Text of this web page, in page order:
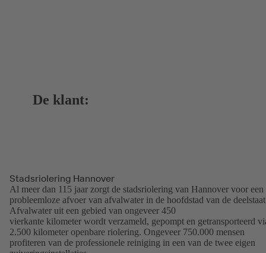
De klant:
Stadsriolering Hannover
Al meer dan 115 jaar zorgt de stadsriolering van Hannover voor een
probleemloze afvoer van afvalwater in de hoofdstad van de
Afvalwater uit een gebied van ongeveer 450
vierkante kilometer wordt verzameld, gepompt en getransporteerd
2.500 kilometer openbare riolering. Ongeveer 750.000 mensen
profiteren van de professionele reiniging in een van de twee eigen